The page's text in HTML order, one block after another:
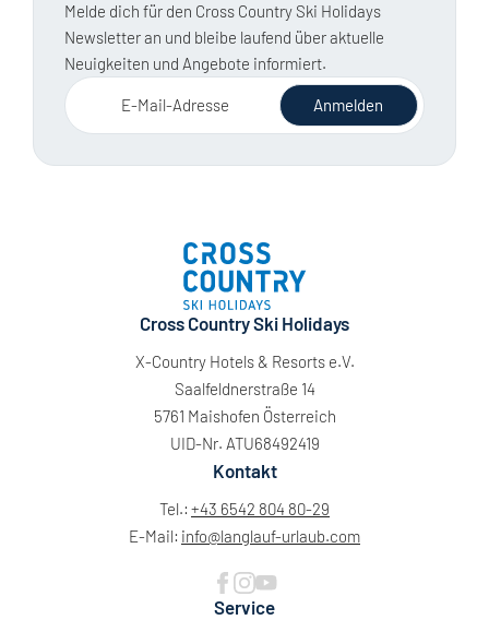
Melde dich für den Cross Country Ski Holidays
Newsletter an und bleibe laufend über aktuelle
Neuigkeiten und Angebote informiert.
E-Mail-Adresse Anmelden
Cross Country Ski Holidays
X-Country Hotels & Resorts e.V.
Saalfeldnerstraße 14
5761 Maishofen Österreich
UID-Nr. ATU68492419
Kontakt
Tel.: +43 6542 804 80-29
E-Mail: info@langlauf-urlaub.com
Service